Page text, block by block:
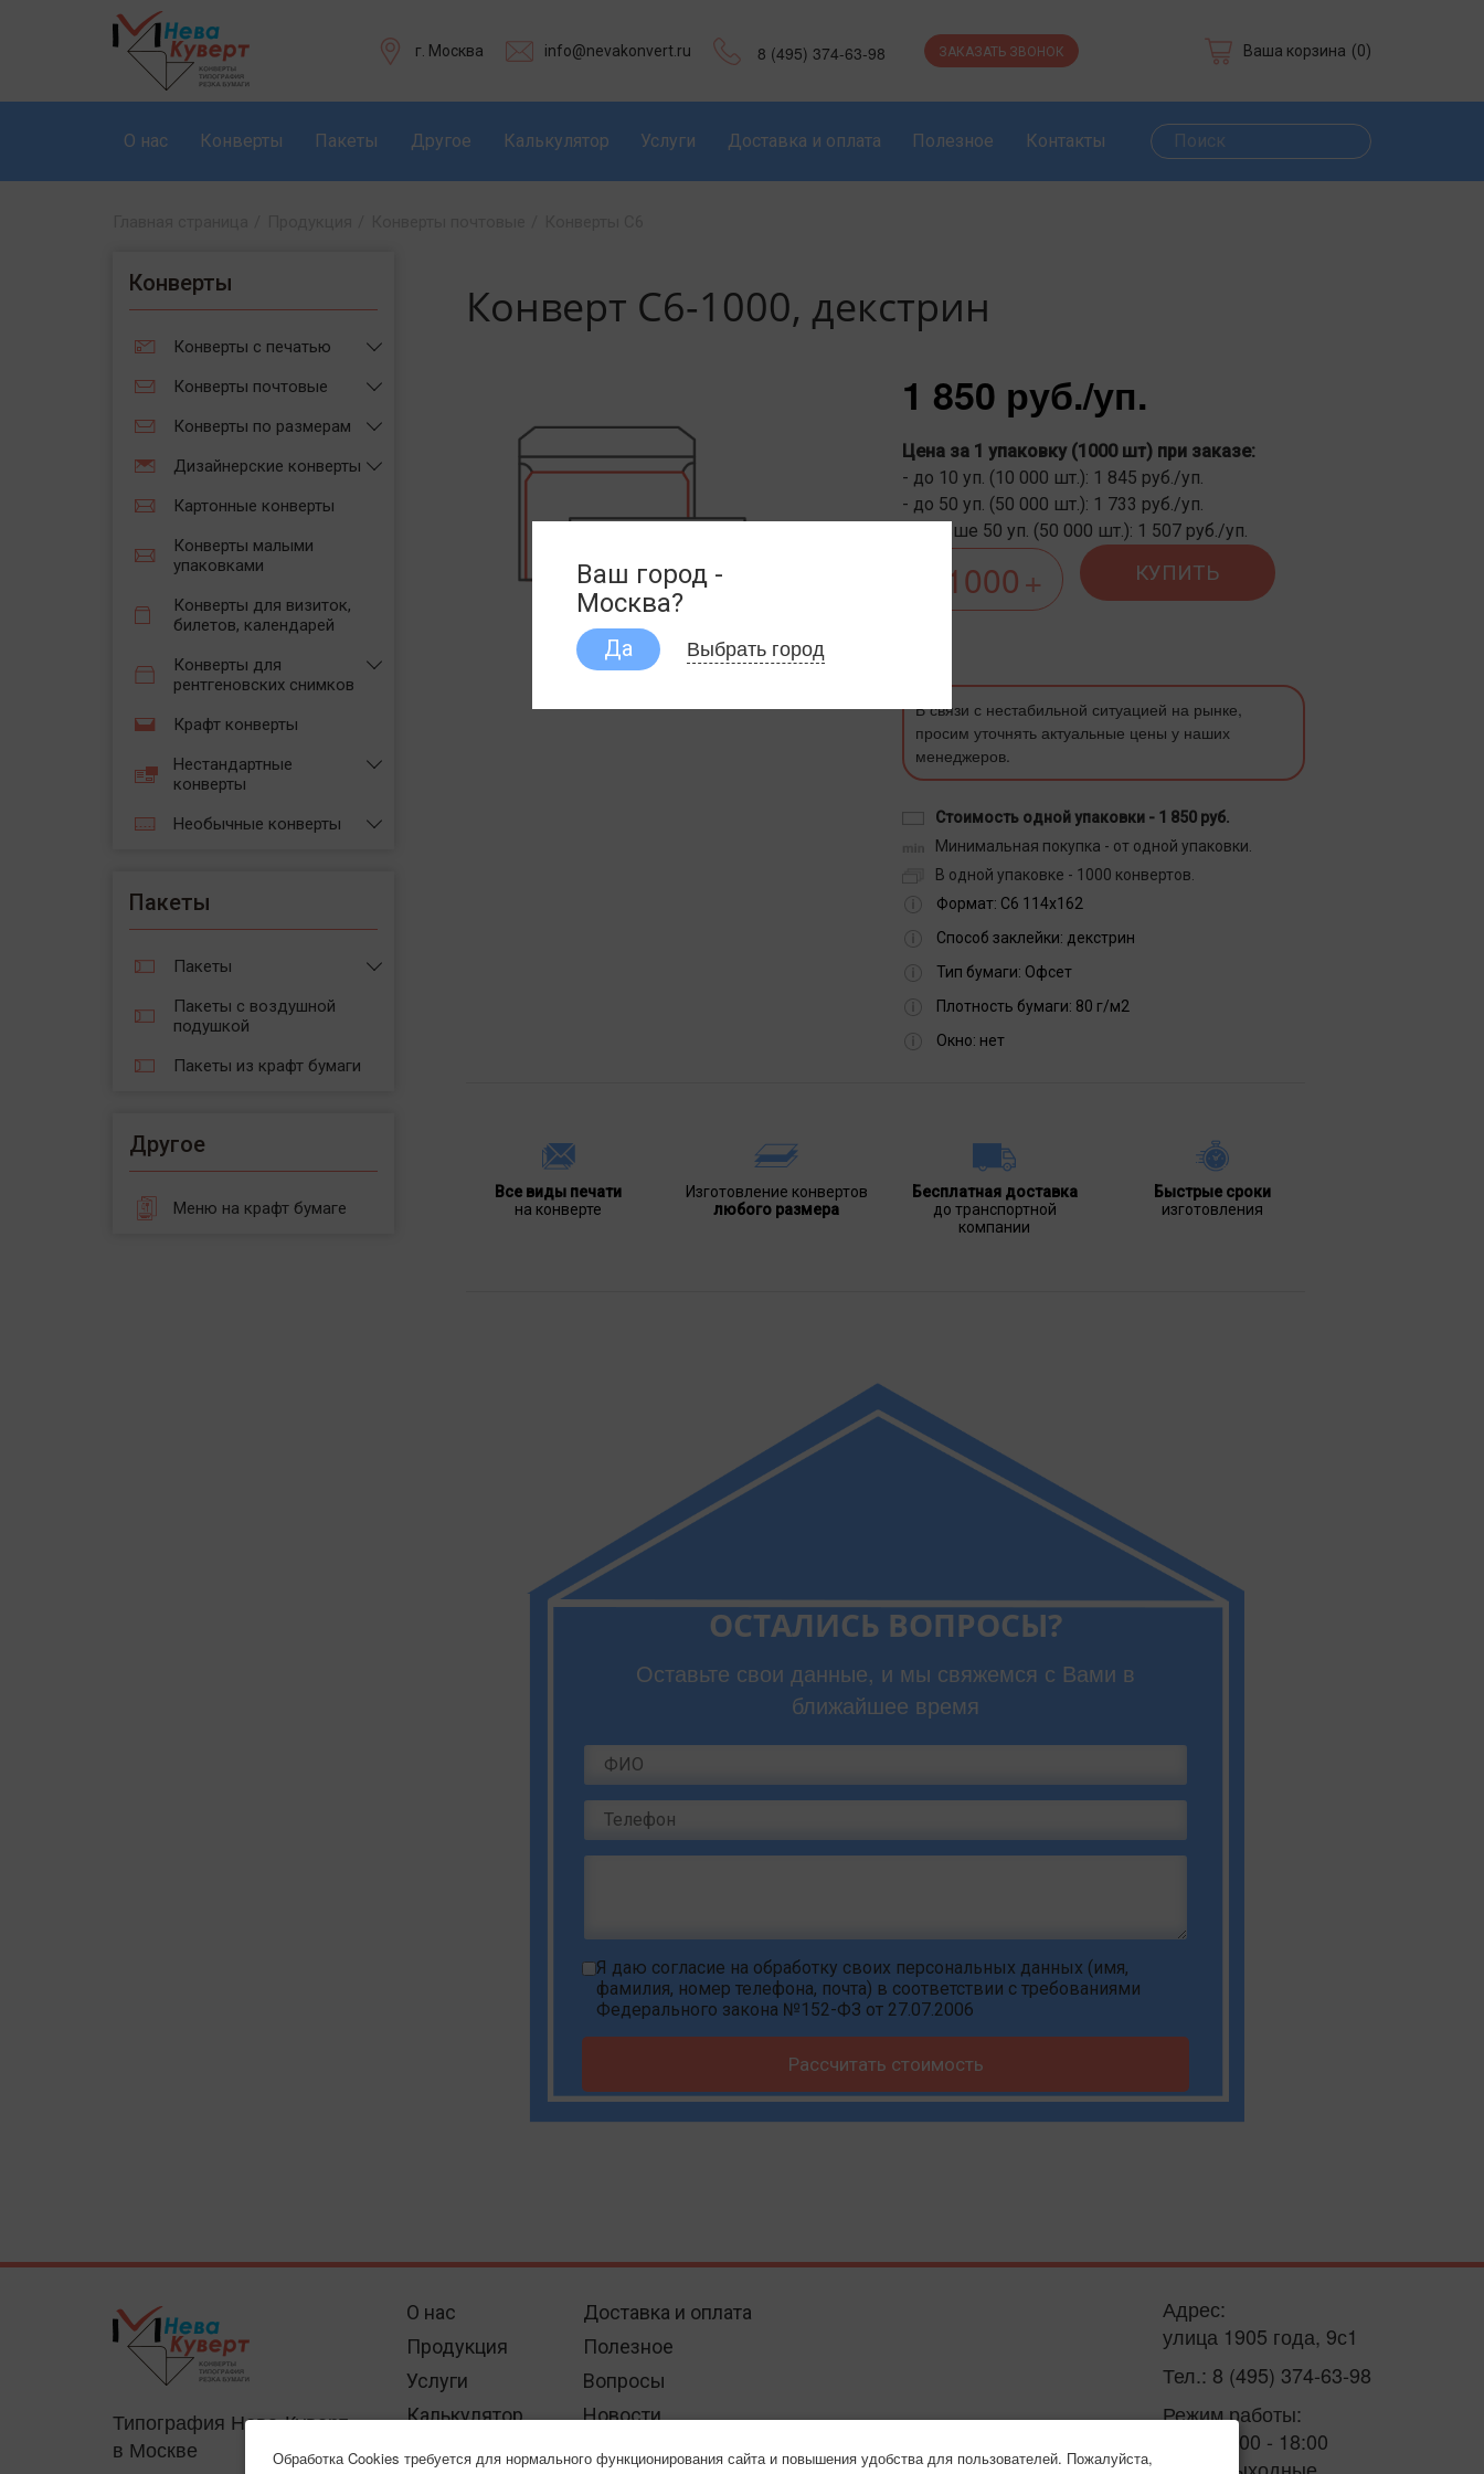
г. Москва info@nevakonvert.ru 8 (495) 374-63-98 ЗАКАЗАТЬ ЗВОНОК Ваша корзина (0)
О нас Конверты Пакеты Другое Калькулятор Услуги Доставка и оплата Полезное Контакты
Конверты
Конверты с печатью
Конверты почтовые
Конверты по размерам
Дизайнерские конверты
Картонные конверты
Конверты малыми
упаковками
Конверты для визиток,
билетов, календарей
Конверты для
рентгеновских снимков
Крафт конверты
Нестандартные
конверты
Необычные конверты
Пакеты
Пакеты
Пакеты с воздушной
подушкой
Пакеты из крафт бумаги
Другое
Меню на крафт бумаге
Конверт С6-1000, декстрин
1 850 руб./уп.
Цена за 1 упаковку (1000 шт) при заказе:
- до 10 уп. (10 000 шт.): 1 845 руб./уп.
- до 50 уп. (50 000 шт.): 1 733 руб./уп.
- больше 50 уп. (50 000 шт.): 1 507 руб./уп.
КУПИТЬ
В связи с нестабильной ситуацией на рынке,
просим уточнять актуальные цены у наших
менеджеров.
Стоимость одной упаковки - 1 850 руб.
Минимальная покупка - от одной упаковки.
В одной упаковке - 1000 конвертов.
Формат: С6 114х162
Способ заклейки: декстрин
Тип бумаги: Офсет
Плотность бумаги: 80 г/м2
Окно: нет
Все виды печати
на конверте
Изготовление конвертов
любого размера
Бесплатная доставка
до транспортной
компании
Быстрые сроки
изготовления
ОСТАЛИСЬ ВОПРОСЫ?
Оставьте свои данные, и мы свяжемся с Вами в
ближайшее время
Я даю согласие на обработку своих персональных данных (имя,
фамилия, номер телефона, почта) в соответствии с требованиями
Федерального закона №152-ФЗ от 27.07.2006
Рассчитать стоимость
Типография Нева-Куверт
в Москве
О нас
Продукция
Услуги
Калькулятор
Отзывы
Доставка и оплата
Полезное
Вопросы
Новости
Контакты
Адрес:
улица 1905 года, 9с1
Тел.: 8 (495) 374-63-98
Режим работы:
пн-пт: 9:00 - 18:00
Ваш город -
Москва?
Да Выбрать город
Обработка Cookies требуется для нормального функционирования сайта и повышения удобства для пользователей. Пожалуйста,